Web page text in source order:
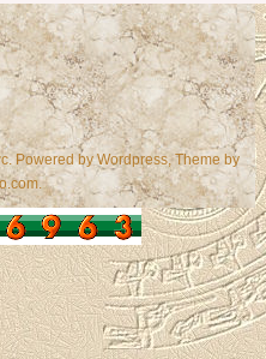
Powered byWordpress, Theme by
.